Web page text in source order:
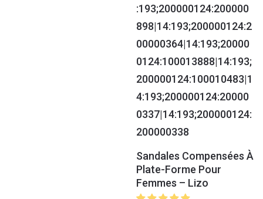
Sandales Compensées À
Plate-Forme Pour
Femmes – Lizo